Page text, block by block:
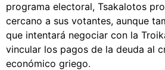
programa electoral, Tsakalotos
cercano a sus votantes, aunque
que intentará negociar con la
vincular los pagos de la deuda al
económico griego.